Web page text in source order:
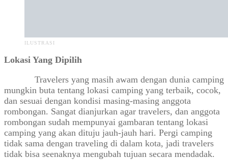
ILUSTRASI
Lokasi Yang Dipilih
Travelers yang masih awam dengan dunia camping
mungkin buta tentang lokasi camping yang terbaik, cocok,
dan sesuai dengan kondisi masing-masing anggota
rombongan. Sangat dianjurkan agar travelers, dan anggota
rombongan sudah mempunyai gambaran tentang lokasi
camping yang akan dituju jauh-jauh hari. Pergi camping
tidak sama dengan traveling di dalam kota, jadi travelers
tidak bisa seenaknya mengubah tujuan secara mendadak.